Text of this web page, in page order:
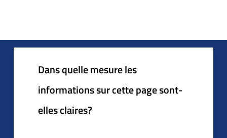
Dans quelle mesure les
informations sur cette page sont-
elles claires?